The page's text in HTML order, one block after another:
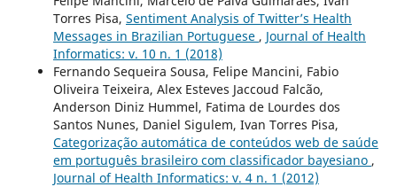
Torres Pisa, Sentiment Analysis of Twitter’s Health
Messages in Brazilian Portuguese , Journal of Health
Informatics: v. 10 n. 1 (2018)
Fernando Sequeira Sousa, Felipe Mancini, Fabio
Oliveira Teixeira, Alex Esteves Jaccoud Falcão,
Anderson Diniz Hummel, Fatima de Lourdes dos
Santos Nunes, Daniel Sigulem, Ivan Torres Pisa,
Categorização automática de conteúdos web de saúde
em português brasileiro com classificador bayesiano ,
Journal of Health Informatics: v. 4 n. 1 (2012)